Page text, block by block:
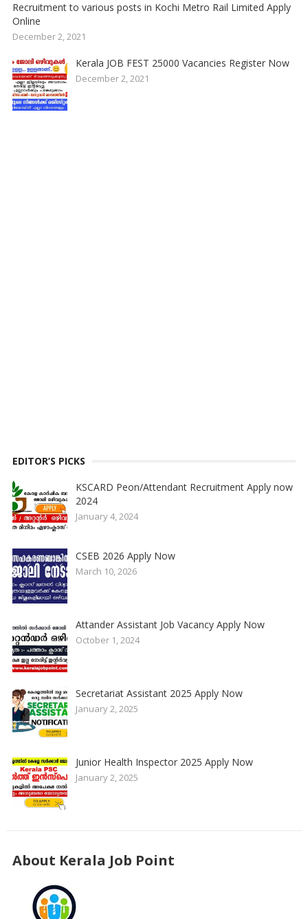
Recruitment to various posts in Kochi Metro Rail Limited Apply
Online
December 2, 2021
Kerala JOB FEST 25000 Vacancies Register Now
December 2, 2021
EDITOR’S PICKS
KSCARD Peon/Attendant Recruitment Apply now
2024
January 4, 2024
CSEB 2026 Apply Now
March 10, 2026
Attander Assistant Job Vacancy Apply Now
October 1, 2024
Secretariat Assistant 2025 Apply Now
January 2, 2025
Junior Health Inspector 2025 Apply Now
January 2, 2025
About Kerala Job Point